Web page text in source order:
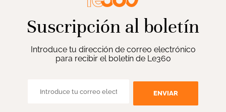
Suscripción al boletín
Introduce tu dirección de correo electrónico
para recibir el boletín de Le360
ENVIAR